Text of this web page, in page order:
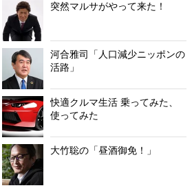
突然マルサがやって来た！
河合雅司「人口減少ニッポンの
活路」
快適クルマ生活 乗ってみた、
使ってみた
大竹聡の「昼酒御免！」